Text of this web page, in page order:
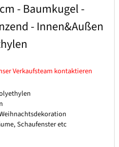
- Baumkugel -
- Innen&Außen
Verkaufsteam kontaktieren
Schaufenster etc